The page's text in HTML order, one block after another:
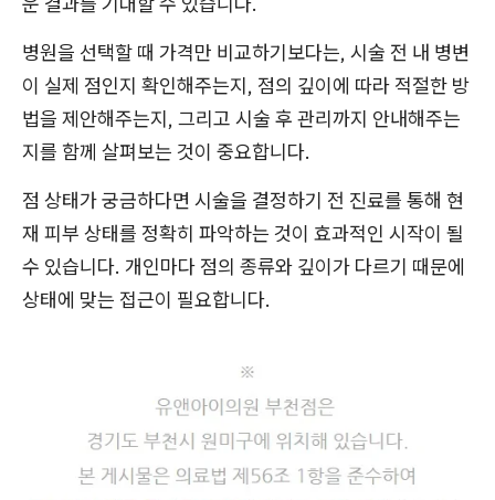
병원을 선택할 때 가격만 비교하기보다는, 시술 전 내 병변
이 실제 점인지 확인해주는지, 점의 깊이에 따라 적절한 방
법을 제안해주는지, 그리고 시술 후 관리까지 안내해주는
지를 함께 살펴보는 것이 중요합니다.
점 상태가 궁금하다면 시술을 결정하기 전 진료를 통해 현
재 피부 상태를 정확히 파악하는 것이 효과적인 시작이 될
수 있습니다. 개인마다 점의 종류와 깊이가 다르기 때문에
상태에 맞는 접근이 필요합니다.